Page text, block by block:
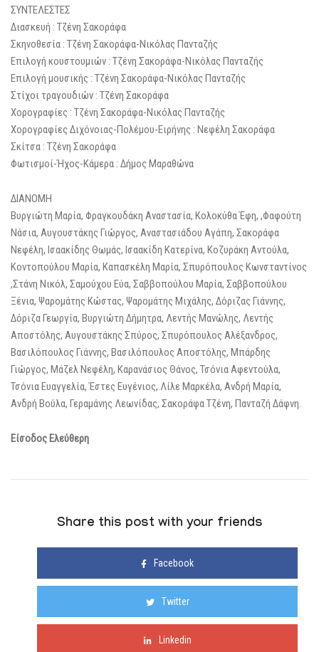
ΣΥΝΤΕΛΕΣΤΕΣ
Διασκευή : Τζένη Σακοράφα
Σκηνοθεσία : Τζένη Σακοράφα-Νικόλας Πανταζής
Επιλογή κουστουμιών : Τζένη Σακοράφα-Νικόλας Πανταζής
Επιλογή μουσικής : Τζένη Σακοράφα-Νικόλας Πανταζής
Στίχοι τραγουδιών : Τζένη Σακοράφα
Χορογραφίες : Τζένη Σακοράφα-Νικόλας Πανταζής
Χορογραφίες Διχόνοιας-Πολέμου-Ειρήνης : Νεφέλη Σακοράφα
Σκίτσα : Tζένη Σακοράφα
Φωτισμοί-Ήχος-Κάμερα : Δήμος Μαραθώνα
ΔΙΑΝΟΜΗ
Βυργιώτη Μαρία, Φραγκουδάκη Αναστασία, Κολοκύθα Έφη, ,Φαφούτη
Νάσια, Αυγουστάκης Γιώργος, Αναστασιάδου Αγάπη, Σακοράφα
Νεφέλη, Ισαακίδης Θωμάς, Ισαακίδη Κατερίνα, Κοζυράκη Αντούλα,
Κοντοπούλου Μαρία, Καπασκέλη Μαρία, Σπυρόπουλος Κωνσταντίνος
,Στάνη Νικόλ, Σαμούχου Εύα, Σαββοπούλου Μαρία, Σαββοπούλου
Ξένια, Ψαρομάτης Κώστας, Ψαρομάτης Μιχάλης, Δόριζας Γιάννης,
Δόριζα Γεωργία, Βυργιώτη Δήμητρα, Λεντής Μανώλης, Λεντής
Αποστόλης, Αυγουστάκης Σπύρος, Σπυρόπουλος Αλέξανδρος,
Βασιλόπουλος Γιάννης, Βασιλόπουλος Αποστόλης, Μπάρδης
Γιώργος, Μάζελ Νεφέλη, Καρανάσιος Θάνος, Τσόνια Αφεντούλα,
Τσόνια Ευαγγελία, Έστες Ευγένιος, Λίλε Μαρκέλα, Ανδρή Μαρία,
Ανδρή Βούλα, Γεραμάνης Λεωνίδας, Σακοράφα Τζένη, Πανταζή Δάφνη.
Είσοδος Ελεύθερη
Share this post with your friends
Facebook
Twitter
Linkedin